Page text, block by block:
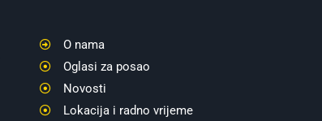
O nama
Oglasi za posao
Novosti
Lokacija i radno vrijeme